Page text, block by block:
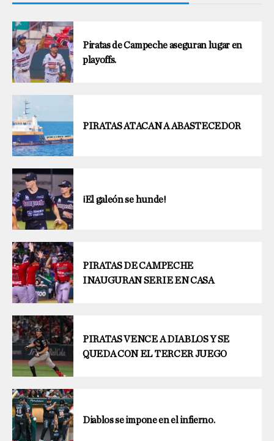
Piratas de Campeche aseguran lugar en
playoffs.
PIRATAS ATACAN A ABASTECEDOR
¡El galeón se hunde!
PIRATAS DE CAMPECHE
INAUGURAN SERIE EN CASA
PIRATAS VENCE A DIABLOS Y SE
QUEDA CON EL TERCER JUEGO
Diablos se impone en el infierno.